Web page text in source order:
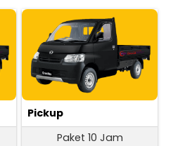
Pickup
Paket 10 Jam